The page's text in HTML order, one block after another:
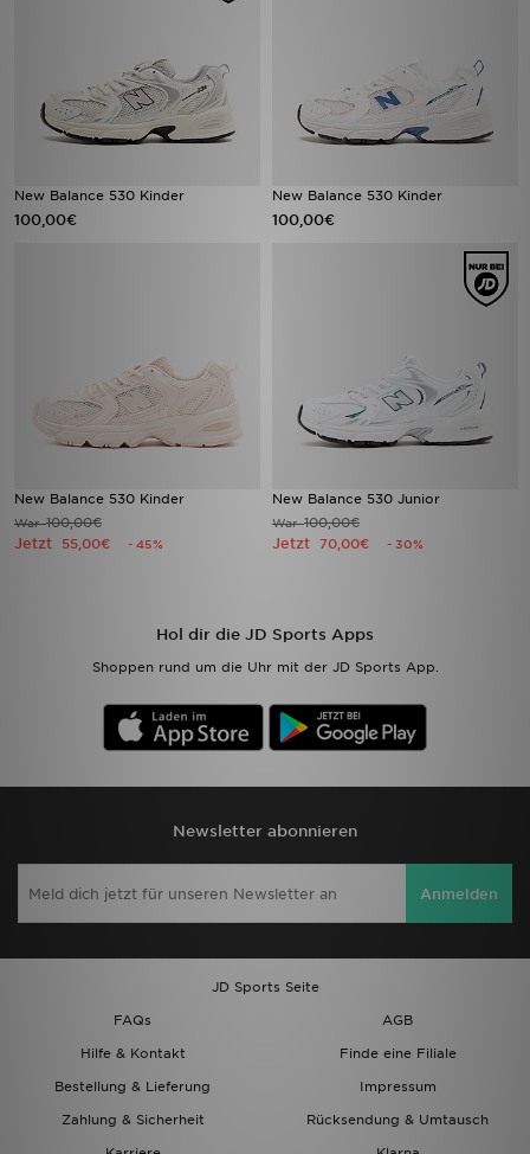
New Balance 530 Kinder
100,00€
New Balance 530 Kinder
100,00€
New Balance 530 Kinder
War100,00€
Jetzt 55,00€ - 45%
New Balance 530 Junior
War100,00€
Jetzt 70,00€ - 30%
Hol dir die JD Sports Apps
Shoppen rund um die Uhr mit der JD Sports App.
Newsletter abonnieren
Anmelden
JD Sports Seite
FAQs
AGB
Hilfe & Kontakt
Finde eine Filiale
Bestellung & Lieferung
Impressum
Zahlung & Sicherheit
Rücksendung & Umtausch